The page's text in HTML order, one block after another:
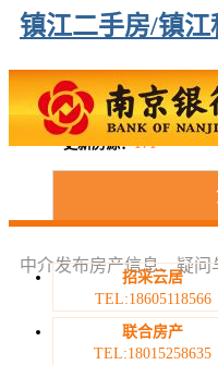
镇江二手房/镇江
更新房源：171
中介发布房产信息、疑问
招采云居
TEL:18605118566
联合房产
TEL:18015258635